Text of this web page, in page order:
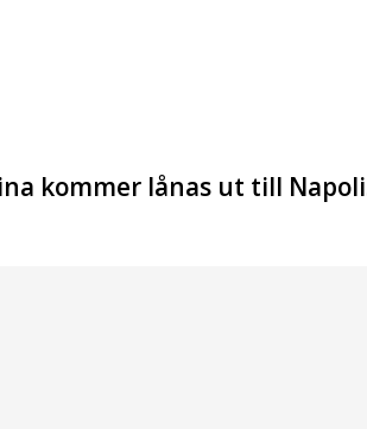
kommer lånas ut till